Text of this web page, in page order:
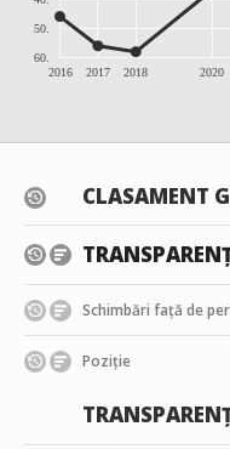
2016 2017 2018 2020
50.
60.
CLASAMENT
Schimbări față de
Poziție